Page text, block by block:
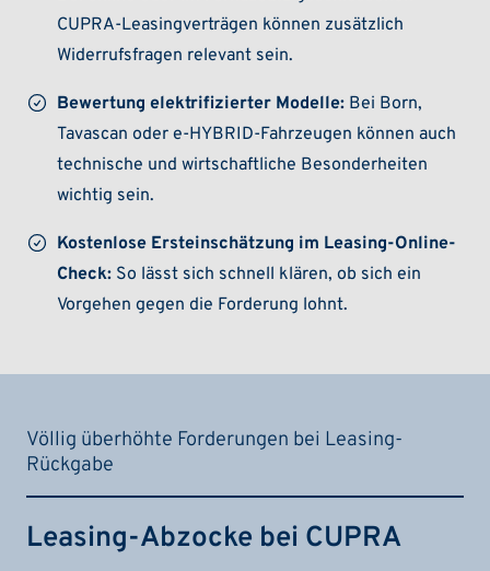
CUPRA-Leasingverträgen können zusätzlich
Widerrufsfragen relevant sein.
Bewertung elektrifizierter Modelle: Bei Born,
Tavascan oder e-HYBRID-Fahrzeugen können auch
technische und wirtschaftliche Besonderheiten
wichtig sein.
Kostenlose Ersteinschätzung im Leasing-Online-
Check: So lässt sich schnell klären, ob sich ein
Vorgehen gegen die Forderung lohnt.
Völlig überhöhte Forderungen bei Leasing-
Rückgabe
Leasing-Abzocke bei CUPRA